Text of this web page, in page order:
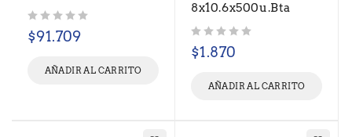
$91.709
AÑADIR AL CARRITO
8x10.6x500u.Bta
$1.870
AÑADIR AL CARRITO